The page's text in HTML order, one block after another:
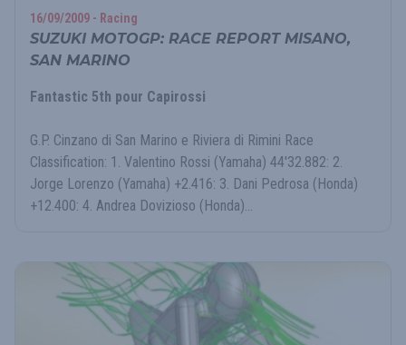
16/09/2009 - Racing
SUZUKI MOTOGP: RACE REPORT MISANO,
SAN MARINO
Fantastic 5th pour Capirossi
G.P. Cinzano di San Marino e Riviera di Rimini Race
Classification: 1. Valentino Rossi (Yamaha) 44'32.882: 2.
Jorge Lorenzo (Yamaha) +2.416: 3. Dani Pedrosa (Honda)
+12.400: 4. Andrea Dovizioso (Honda)...